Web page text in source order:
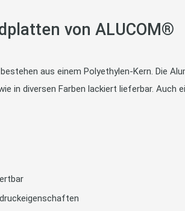
von ALUCOM®
aus einem Polyethylen-Kern. Die
in diversen Farben lackiert lieferbar. Auch